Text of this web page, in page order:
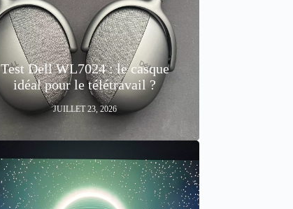
Test Dell WL7024 : le casque
idéal pour le télétravail ?
JUILLET 23, 2026